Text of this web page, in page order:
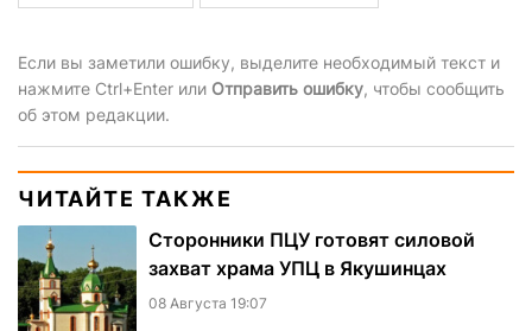
Если вы заметили ошибку, выделите необходимый текст и
нажмите Ctrl+Enter или Отправить ошибку, чтобы сообщить
об этом редакции.
ЧИТАЙТЕ ТАКЖЕ
Сторонники ПЦУ готовят силовой
захват храма УПЦ в Якушинцах
08 Августа 19:07